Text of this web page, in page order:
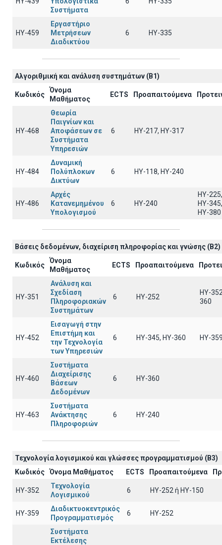
Συστήματα
ΗΥ-459
Εργαστήριο
Μετρήσεων
Διαδικτύου
6 ΗΥ-335
Αλγοριθμική και ανάλυση συστημάτων (B1)
Κωδικός
Όνομα
Μαθήματος
ECTS Προαπαιτούμενα
ΗΥ-468
Θεωρία
Παιγνίων και
Αποφάσεων σε
Συστήματα
Υπηρεσιών
6 ΗΥ-217, ΗΥ-317
ΗΥ-484
Δυναμική
Πολύπλοκων
Δικτύων
6 ΗΥ-118, ΗΥ-240
ΗΥ-486
Αρχές
Κατανεμημένου
Υπολογισμού
6 ΗΥ-240
ΗΥ-225,
ΗΥ-345,
ΗΥ-380
Βάσεις δεδομένων, διαχείριση πληροφορίας και γνώσης (B2)
Κωδικός
Όνομα
Μαθήματος
ECTS Προαπαιτούμενα
ΗΥ-351
Ανάλυση και
Σχεδίαση
Πληροφοριακών
Συστημάτων
6 HY-252
HY-
360
ΗΥ-452
Εισαγωγή στην
Επιστήμη και
την Τεχνολογία
των Υπηρεσιών
6 ΗΥ-345, ΗΥ-360 HY-
ΗΥ-460
Συστήματα
Διαχείρισης
Βάσεων
Δεδομένων
6 HY-360
ΗΥ-463
Συστήματα
Ανάκτησης
Πληροφοριών
6 HY-240
Τεχνολογία λογισμικού και γλώσσες προγραμματισμού (B3)
Κωδικός
Όνομα Μαθήματος ECTS Προαπαιτούμενα
ΗΥ-352
Τεχνολογία
Λογισμικού
6 HY-252 ή ΗΥ-150
ΗΥ-359
Διαδικτυοκεντρικός
Προγραμματισμός
6 HY-252
Συστήματα
Εκτέλεσης